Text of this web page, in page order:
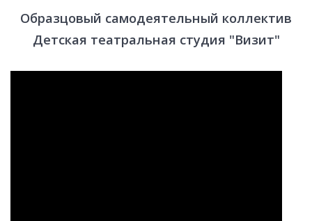
Образцовый самодеятельный коллектив
Детская театральная студия "Визит"